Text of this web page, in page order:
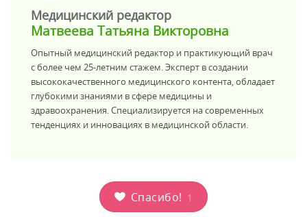
>
Медицинский редактор
Матвеева Татьяна Викторовна
Опытный медицинский редактор и практикующий врач
с более чем 25-летним стажем. Эксперт в создании
высококачественного медицинского контента, обладает
глубокими знаниями в сфере медицины и
здравоохранения. Специализируется на современных
тенденциях и инновациях в медицинской области.
Спасибо! 1